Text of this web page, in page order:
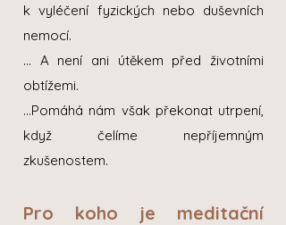
k vyléčení fyzických nebo duševních
nemocí.
... A není ani útěkem před životními
obtížemi.
…Pomáhá nám však překonat utrpení,
když čelíme nepříjemným
zkušenostem.
Pro koho je meditační